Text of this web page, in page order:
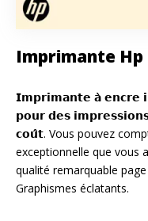
Imprimante Hp
𝗜𝗺𝗽𝗿𝗶𝗺𝗮𝗻𝘁𝗲 𝗮̀ 𝗲𝗻𝗰𝗿𝗲
𝗽𝗼𝘂𝗿 𝗱𝗲𝘀
𝗰𝗼𝘂̂𝘁. Vous pouvez
exceptionnelle que vous
qualité remarquable
Graphismes éclatants.